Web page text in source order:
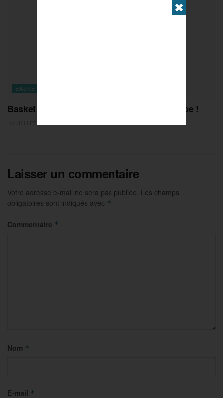
BASKET
Basket : les Bleuettes au sommet de l’Europe !
Laisser un commentaire
Votre adresse e-mail ne sera pas publiée. Les champs
obligatoires sont indiqués avec *
Commentaire *
Nom *
E-mail *
✖